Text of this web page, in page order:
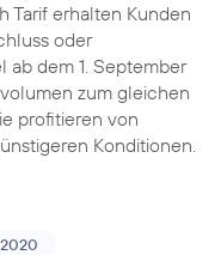
Tarif erhalten Kunden
oder
ab dem 1. September
zum gleichen
profitieren von
Konditionen.